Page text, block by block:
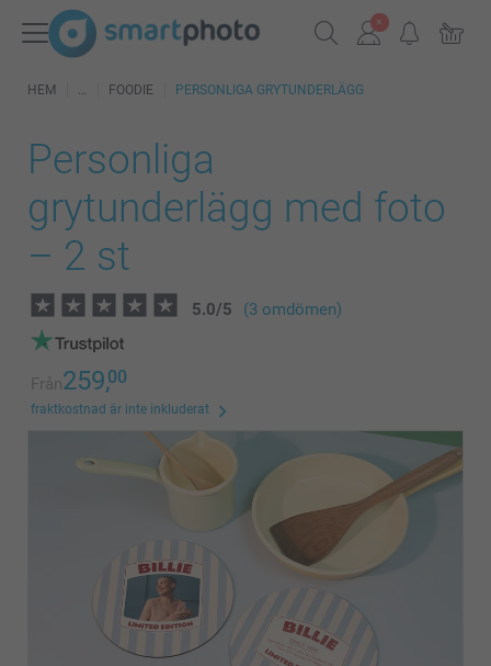
HEM FOODIE PERSONLIGA GRYTUNDERLÄGG
Personliga
grytunderlägg med foto
– 2 st
5.0/5 (3 omdömen)
Från259,00
fraktkostnad är inte inkluderat